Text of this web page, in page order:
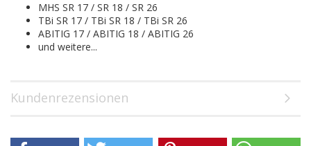
MHS SR 17 / SR 18 / SR 26
TBi SR 17 / TBi SR 18 / TBi SR 26
ABITIG 17 / ABITIG 18 / ABITIG 26
und weitere...
Kundenrezensionen